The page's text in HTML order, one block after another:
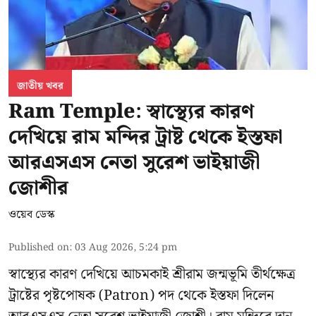
জাতীয় খবর
Ram Temple: স্বাস্থ্যের কারণ
দেখিয়ে রাম মন্দির ট্রাষ্ট থেকে ইস্তফা
আরএসএস নেতা সুরেশ ভাইয়াজী
জোশীর
ওয়েব ডেস্ক
Published on:03 Aug 2026, 5:24 pm
স্বাস্থ্যের কারণ দেখিয়ে আচমকাইশ্রীরাম জন্মভূমি তীর্থক্ষেত্র
ট্রাষ্টেরপৃষ্টপোষক (Patron) পদ থেকে ইস্তফা দিলেন